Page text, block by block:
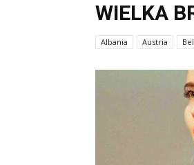
WIELKA
Albania Austria